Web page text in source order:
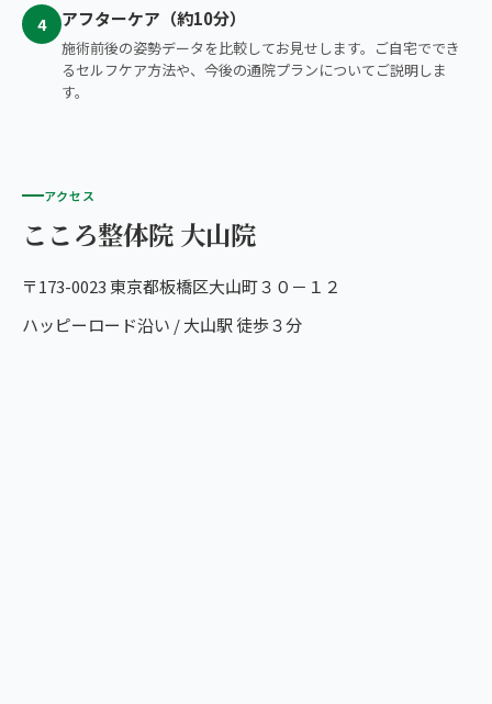
4 アフターケア（約10分）
施術前後の姿勢データを比較してお見せします。ご自宅ででき
るセルフケア方法や、今後の通院プランについてご説明しま
す。
アクセス
こころ整体院 大山院
〒173-0023 東京都板橋区大山町３０－１２
ハッピーロード沿い / 大山駅 徒歩３分